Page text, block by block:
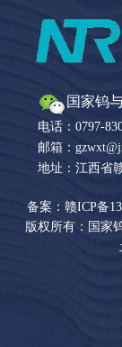
国家钨
电话：0797-
邮箱：
地址：江西省
备案：赣ICP备
版权所有：国家